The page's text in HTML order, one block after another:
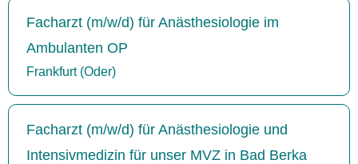
Facharzt (m/w/d) für Anästhesiologie im
Ambulanten OP
Frankfurt (Oder)
Facharzt (m/w/d) für Anästhesiologie und
Intensivmedizin für unser MVZ in Bad Berka